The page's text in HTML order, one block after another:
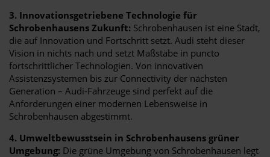
3. Innovationsgetriebene Technologie für
Schrobenhausens Zukunft: Schrobenhausen ist eine Stadt,
die auf Innovation und Fortschritt setzt. Audi steht dieser
Vision in nichts nach und setzt Maßstäbe in puncto
fortschrittlicher Technologien. Von innovativen
Assistenzsystemen bis zur Connectivity der nächsten
Generation – Audi-Fahrzeuge sind perfekt auf die
Anforderungen einer modernen Lebensweise in
Schrobenhausen abgestimmt.
4. Umweltbewusstsein in Schrobenhausens grüner
Umgebung: Die grüne Umgebung von Schrobenhausen legt